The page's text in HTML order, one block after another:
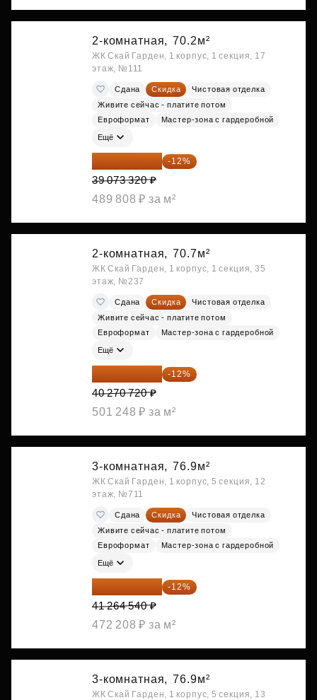
2-комнатная, 70.2м²
ЖК Скай Гарден, 1 корпус, 1 секция, 17
этаж, №111
Сдана Скидка
Чистовая отделка
Живите сейчас - платите потом
Евроформат
Мастер-зона с гардеробной
Ещё
34 384 522 ₽ -12%
39 073 320 ₽
489 808 ₽ за м²
2-комнатная, 70.7м²
ЖК Скай Гарден, 1 корпус, 1 секция, 35
этаж, №237
Сдана Скидка
Чистовая отделка
Живите сейчас - платите потом
Евроформат
Мастер-зона с гардеробной
Ещё
35 438 234 ₽ -12%
40 270 720 ₽
501 248 ₽ за м²
3-комнатная, 76.9м²
ЖК Скай Гарден, 1 корпус, 5 секция, 12
этаж, №711
Сдана Скидка
Чистовая отделка
Живите сейчас - платите потом
Евроформат
Мастер-зона с гардеробной
Ещё
36 312 795 ₽ -12%
41 264 540 ₽
472 208 ₽ за м²
3-комнатная, 76.9м²
ЖК Скай Гарден, 1 корпус, 5 секция, 13